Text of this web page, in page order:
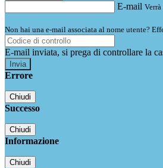
E-mail
Non hai una e-mail associata al nome utente?
E-mail inviata, si prega di controllare la
Errore
Chiudi
Successo
Chiudi
Informazione
Chiudi